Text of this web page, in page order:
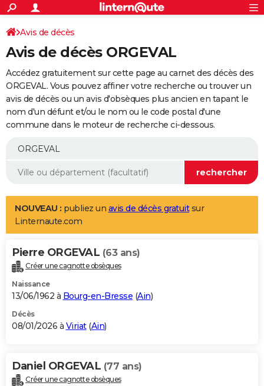
ACTUALITÉS
Politique
Société
Faits Divers
Education
Monde
Villes
+
SPORT
Coupe du monde 2026
Football
Tennis
Cyclisme
Rugby
Forum
Programme TV
TNT
Streaming
Cinéma
Sorties cinéma
Musique
+
FINANCE
Retraite
Epargne
Immobilier
Risques naturels par ville
Banque
Assurance
AUTO
Essais
Réserver un essai
Citadines
Berlines
SUV
Forum auto
+
Mobiles
Meilleur smartphone
Internet
Ordinateurs
Jeux vidéo
Guide high-tech
Aménagement intérieur
LIFESTYLE
Art de vivre
Bien-être
Loisirs
Mode
Modes de vie
Alimentation
Guide de la santé
Maladies
Médicaments
Sommeil
VOYAGE
Destinations
City break
Voyage nature
Voyage de noces
Forum
Climat
+PHOTO
GUIDES D'ACHAT
BONS PLANS
Carte de Noël
Carte Bonne année
Carte Saint-Valentin
Carte Pâques
Carte d'anniversaire
DICTIONNAIRE
Avis de décès
Avis de décès ORGEVAL
Accédez gratuitement sur cette page au carnet des décès des
ORGEVAL. Vous pouvez affiner votre recherche ou trouver un
avis de décès ou un avis d'obsèques plus ancien en tapant le
nom d'un défunt et/ou le nom ou le code postal d'une
commune dans le moteur de recherche ci-dessous.
NOUVEAU : publiez un avis de décès gratuitsur
Linternaute.com
Pierre ORGEVAL (63 ans)
Créer une cagnotte obsèques
Naissance
13/06/1962 à Bourg-en-Bresse (Ain)
Décès
08/01/2026 à Viriat(Ain)
Daniel ORGEVAL (77 ans)
Créer une cagnotte obsèques